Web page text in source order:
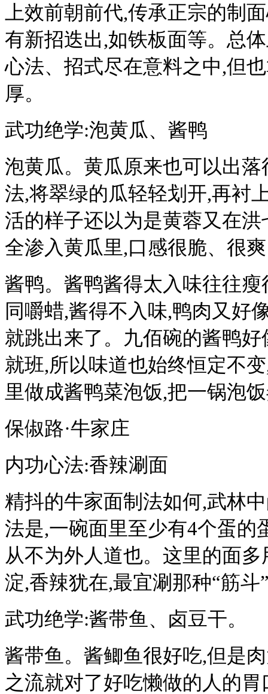
上效前朝前代,传承正宗的制
有新招迭出,如铁板面等。总
心法、招式尽在意料之中,但
厚。
武功绝学:泡黄瓜、酱鸭
泡黄瓜。黄瓜原来也可以出
法,将翠绿的瓜轻轻划开,再衬
活的样子还以为是黄蓉又在
全渗入黄瓜里,口感很脆、很
酱鸭。酱鸭酱得太入味往往
同嚼蜡,酱得不入味,鸭肉又好
就跳出来了。九佰碗的酱鸭
就班,所以味道也始终恒定不
里做成酱鸭菜泡饭,把一锅泡
保俶路·牛家庄
内功心法:香辣涮面
精抖的牛家面制法如何,武林
法是,一碗面里至少有4个蛋的
从不为外人道也。这里的面
淀,香辣犹在,最宜涮那种“筋斗
武功绝学:酱带鱼、卤豆干。
酱带鱼。酱鲫鱼很好吃,但是
之流就对了好吃懒做的人的